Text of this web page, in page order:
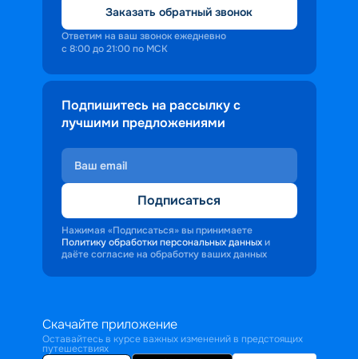
Заказать обратный звонок
Ответим на ваш звонок ежедневно
с 8:00 до 21:00 по МСК
Подпишитесь на рассылку с
лучшими предложениями
Подписаться
Нажимая «Подписаться» вы принимаете
Политику обработки персональных данных и
даёте согласие на обработку ваших данных
Скачайте приложение
Оставайтесь в курсе важных изменений в предстоящих
путешествиях